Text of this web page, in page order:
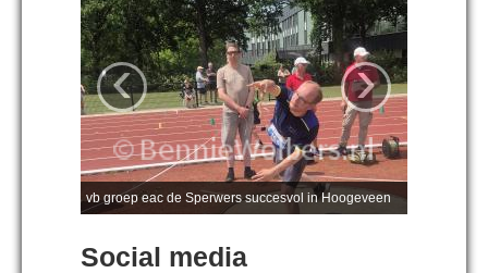
vb groep eac de Sperwers succesvol in Hoogeveen
‹ ›
Social media